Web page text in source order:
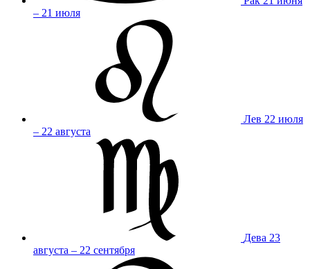
– 21 июля
Лев 22 июля
– 22 августа
Дева 23
августа – 22 сентября